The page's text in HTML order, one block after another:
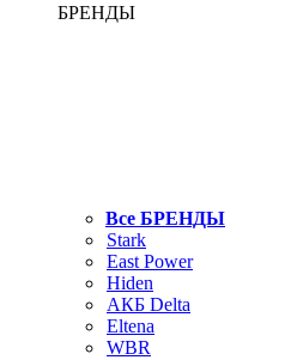
БРЕНДЫ
Все БРЕНДЫ
Stark
East Power
Hiden
АКБ Delta
Eltena
WBR